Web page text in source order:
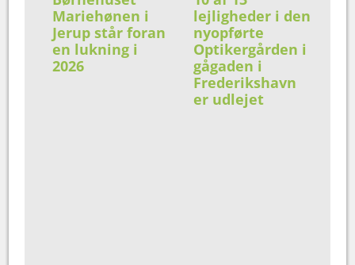
Mariehønen i
Jerup står foran
en lukning i
2026
lejligheder i den
nyopførte
Optikergården i
gågaden i
Frederikshavn
er udlejet